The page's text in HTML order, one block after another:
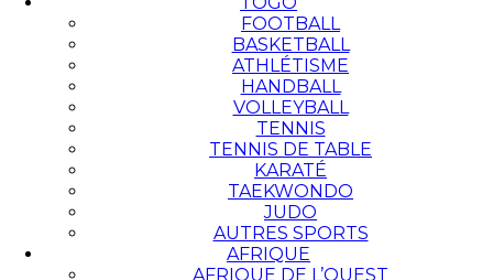
FOOTBALL
BASKETBALL
ATHLÉTISME
HANDBALL
VOLLEYBALL
TENNIS
TENNIS DE TABLE
KARATÉ
TAEKWONDO
JUDO
AUTRES SPORTS
AFRIQUE
AFRIQUE DE L’OUEST